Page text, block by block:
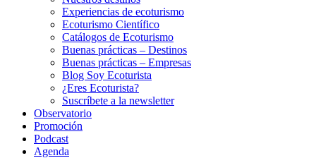
Experiencias de ecoturismo
Ecoturismo Científico
Catálogos de Ecoturismo
Buenas prácticas – Destinos
Buenas prácticas – Empresas
Blog Soy Ecoturista
¿Eres Ecoturista?
Suscríbete a la newsletter
Observatorio
Promoción
Podcast
Agenda